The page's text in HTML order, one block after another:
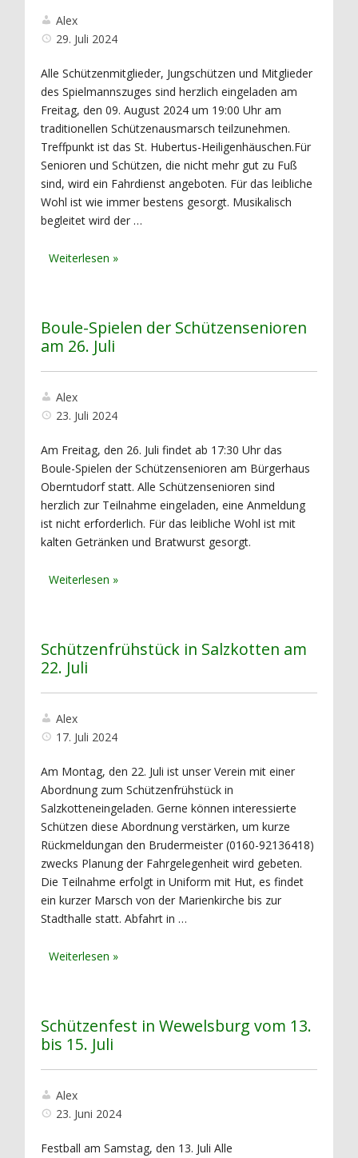
Alex
29. Juli 2024
Alle Schützenmitglieder, Jungschützen und Mitglieder
des Spielmannszuges sind herzlich eingeladen am
Freitag, den 09. August 2024 um 19:00 Uhr am
traditionellen Schützenausmarsch teilzunehmen.
Treffpunkt ist das St. Hubertus-Heiligenhäuschen.Für
Senioren und Schützen, die nicht mehr gut zu Fuß
sind, wird ein Fahrdienst angeboten. Für das leibliche
Wohl ist wie immer bestens gesorgt. Musikalisch
begleitet wird der …
Boule-Spielen der Schützensenioren
am 26. Juli
Alex
23. Juli 2024
Am Freitag, den 26. Juli findet ab 17:30 Uhr das
Boule-Spielen der Schützensenioren am Bürgerhaus
Oberntudorf statt. Alle Schützensenioren sind
herzlich zur Teilnahme eingeladen, eine Anmeldung
ist nicht erforderlich. Für das leibliche Wohl ist mit
kalten Getränken und Bratwurst gesorgt.
Schützenfrühstück in Salzkotten am
22. Juli
Alex
17. Juli 2024
Am Montag, den 22. Juli ist unser Verein mit einer
Abordnung zum Schützenfrühstück in
Salzkotteneingeladen. Gerne können interessierte
Schützen diese Abordnung verstärken, um kurze
Rückmeldungan den Brudermeister (0160-92136418)
zwecks Planung der Fahrgelegenheit wird gebeten.
Die Teilnahme erfolgt in Uniform mit Hut, es findet
ein kurzer Marsch von der Marienkirche bis zur
Stadthalle statt. Abfahrt in …
Schützenfest in Wewelsburg vom 13.
bis 15. Juli
Alex
23. Juni 2024
Festball am Samstag, den 13. Juli Alle